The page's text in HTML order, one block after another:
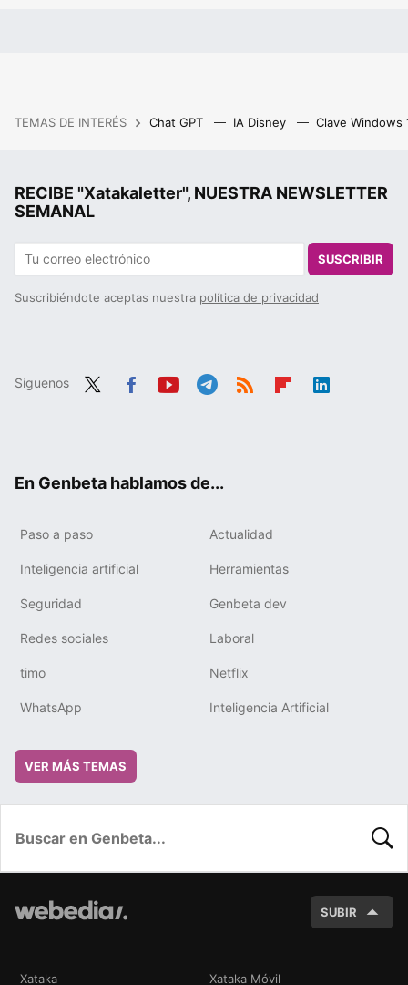
TEMAS DE INTERÉS Chat GPT IA Disney Clave Windows
RECIBE "Xatakaletter", NUESTRA NEWSLETTER
SEMANAL
SUSCRIBIR
Suscribiéndote aceptas nuestra política de privacidad
Síguenos
En Genbeta hablamos de...
Paso a paso Actualidad
Inteligencia artificial Herramientas
Seguridad Genbeta dev
Redes sociales Laboral
timo Netflix
WhatsApp Inteligencia Artificial
VER MÁS TEMAS
SUBIR
Xataka Xataka Móvil